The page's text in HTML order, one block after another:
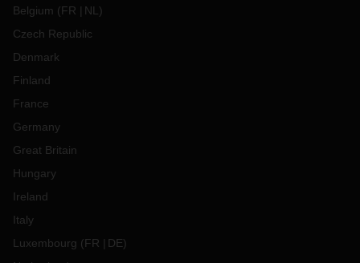
Belgium (FR NL )
Czech Republic
Denmark
Finland
France
Germany
Great Britain
Hungary
Ireland
Italy
Luxembourg (FR DE)